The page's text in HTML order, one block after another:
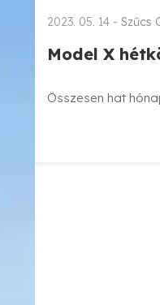
2023. 05. 14 - Szűcs
Model X
Összesen hat